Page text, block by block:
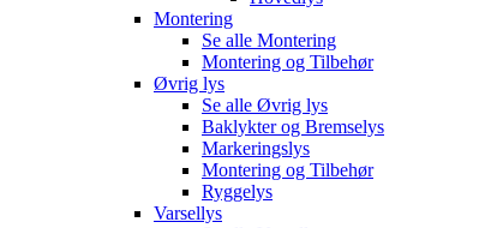
Montering
Se alle Montering
Montering og Tilbehør
Øvrig lys
Se alle Øvrig lys
Baklykter og Bremselys
Markeringslys
Montering og Tilbehør
Ryggelys
Varsellys